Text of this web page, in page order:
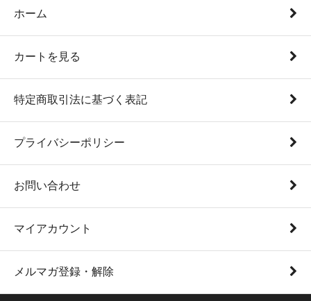
ホーム
カートを見る
特定商取引法に基づく表記
プライバシーポリシー
お問い合わせ
マイアカウント
メルマガ登録・解除